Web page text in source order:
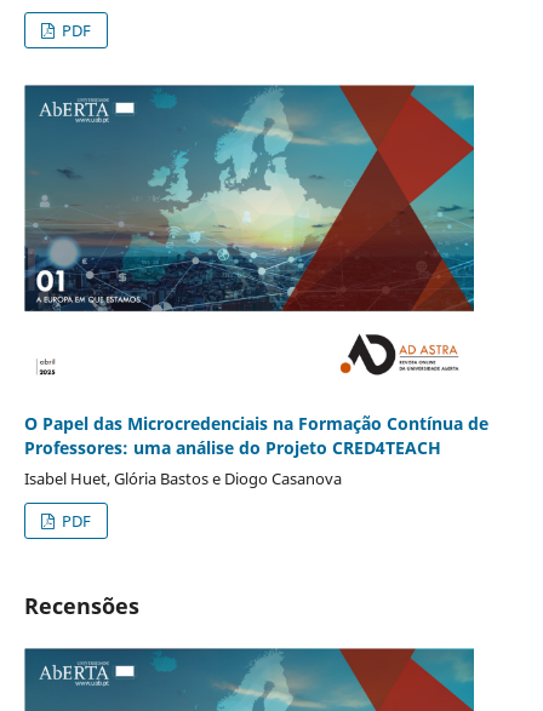
PDF
O Papel das Microcredenciais na Formação Contínua de
Professores: uma análise do Projeto CRED4TEACH
Isabel Huet, Glória Bastos e Diogo Casanova
PDF
Recensões